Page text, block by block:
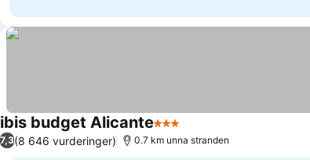
ibis budget Alicante3 Stjerner
7,3(8 646 vurderinger) 0.7 km unna stranden